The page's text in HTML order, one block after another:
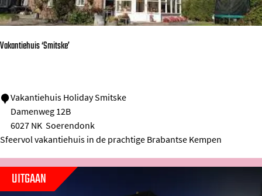
s
t
r
t
Vakantiehuis ‘Smitske’
V
n
Vakantiehuis Holiday Smitske
Damenweg 12B
6027 NK Soerendonk
Sfeervol vakantiehuis in de prachtige Brabantse Kempen
UITGAAN